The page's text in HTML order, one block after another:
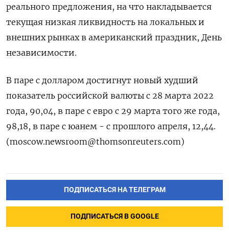
реального предложения, на что накладывается
текущая низкая ликвидность на локальных и
внешних рынках в американский праздник, День
независимости.
В паре с долларом достигнут новый худший
показатель российской валюты с 28 марта 2022
года, 90,04, в паре с евро с 29 марта того же года,
98,18, в паре с юанем - с прошлого апреля, 12,44.
(moscow.newsroom@thomsonreuters.com)
ПОДПИСАТЬСЯ НА ТЕЛЕГРАМ
ПОДПИСАТЬСЯ В GOOGLE